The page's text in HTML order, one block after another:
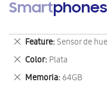
Smartphones
Feature Sensor de
Eliminar
este
artículo
Color Plata
Eliminar
este
Memoria 64GB
Eliminar